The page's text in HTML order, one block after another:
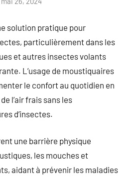
solution pratique pour
particulièrement dans les
et autres insectes volants
L’usage de moustiquaires
le confort au quotidien en
l’air frais sans les
d’insectes.
une barrière physique
les mouches et
aidant à prévenir les maladies